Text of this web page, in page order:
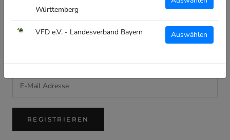
Württemberg
VFD e.V. - Landesverband Bayern Auswählen
REGISTRIEREN